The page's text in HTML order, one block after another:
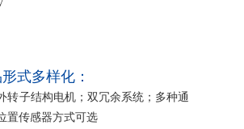
式多样化：
转子结构电机；双冗余系统；多种通
置传感器方式可选